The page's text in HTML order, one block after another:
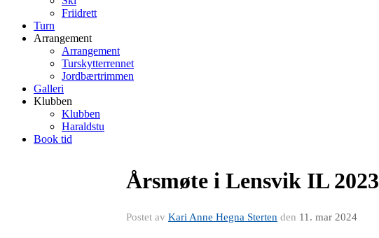
Friidrett
Turn
Arrangement
Arrangement
Turskytterrennet
Jordbærtrimmen
Galleri
Klubben
Klubben
Haraldstu
Book tid
Årsmøte i Lensvik IL 2023
Postet av Kari Anne Hegna Sterten den 11. mar 2024